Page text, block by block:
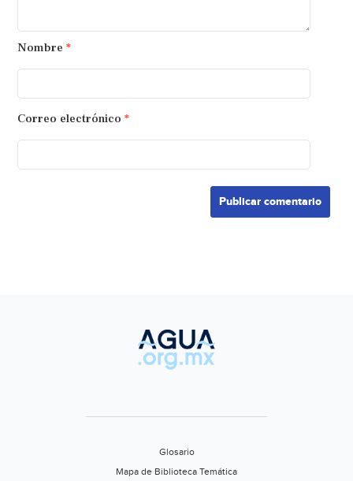
Nombre *
Correo electrónico *
Glosario
Mapa de Biblioteca Temática